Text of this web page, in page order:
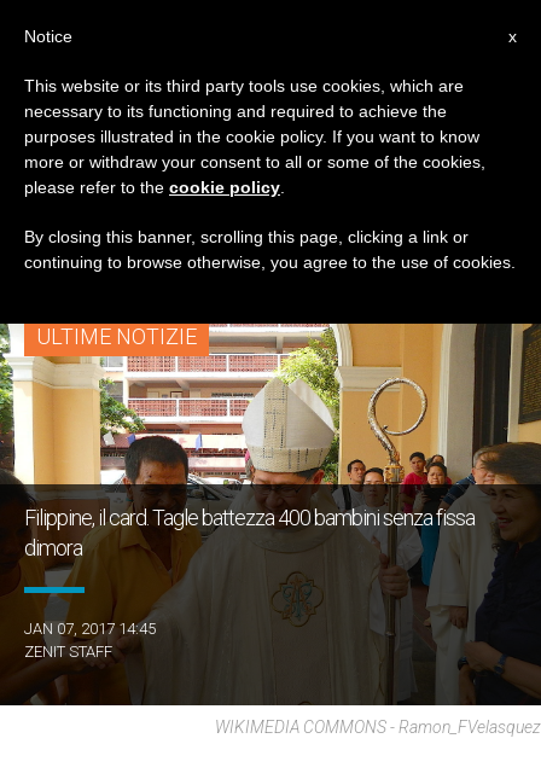
TAG
Posts Tagged ‘ardinale
Luis Antonio Tagle’
ULTIME NOTIZIE
Filippine, il card. Tagle battezza 400 bambini senza fissa
dimora
JAN 07, 2017 14:45
ZENIT STAFF
WIKIMEDIA COMMONS - Ramon_FVelasquez
x
Notice
This website or its third party tools use cookies, which are
necessary to its functioning and required to achieve the
purposes illustrated in the cookie policy. If you want to know
more or withdraw your consent to all or some of the cookies,
please refer to the cookie policy
By closing this banner, scrolling this page, clicking a link or
continuing to browse otherwise, you agree to the use of cookies.